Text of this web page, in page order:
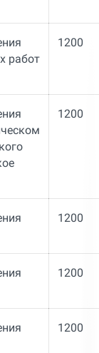
работ
1200
1200
1200
1200
1200